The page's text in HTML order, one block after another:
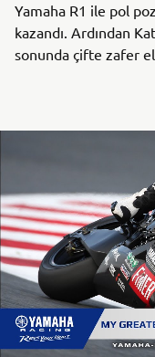
Yamaha R1 ile pol
kazandı. Ardından
sonunda çifte zafer